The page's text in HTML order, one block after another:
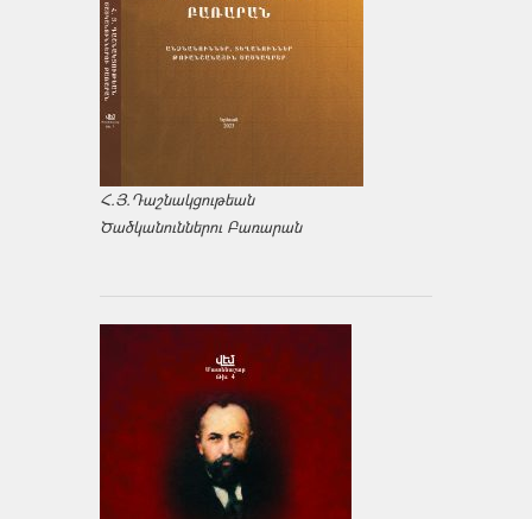
Հ.Յ.Դաշնակցութեան
Ծածկանուններու Բառարան